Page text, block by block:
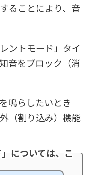
ることにより、音
ントモード」タイ
音をブロック（消
鳴らしたいとき
（割り込み）機能
については、こ